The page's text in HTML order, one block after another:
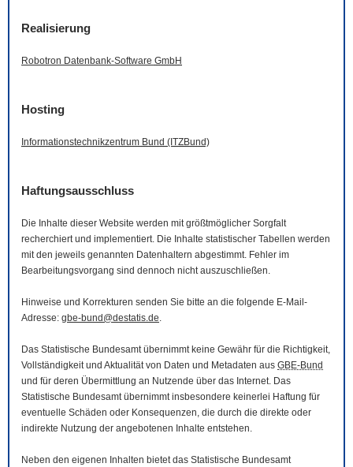
Realisierung
Robotron Datenbank-Software GmbH
Hosting
Informationstechnikzentrum Bund (ITZBund)
Haftungsausschluss
Die Inhalte dieser Website werden mit größtmöglicher Sorgfalt
recherchiert und implementiert. Die Inhalte statistischer Tabellen werden
mit den jeweils genannten Datenhaltern abgestimmt. Fehler im
Bearbeitungsvorgang sind dennoch nicht auszuschließen.
Hinweise und Korrekturen senden Sie bitte an die folgende E-Mail -
Adresse: gbe-bund@destatis.de.
Das Statistische Bundesamt übernimmt keine Gewähr für die Richtigkeit,
Vollständigkeit und Aktualität von Daten und Metadaten aus GBE-Bund
und für deren Übermittlung an Nutzende über das Internet. Das
Statistische Bundesamt übernimmt insbesondere keinerlei Haftung für
eventuelle Schäden oder Konsequenzen, die durch die direkte oder
indirekte Nutzung der angebotenen Inhalte entstehen.
Neben den eigenen Inhalten bietet das Statistische Bundesamt